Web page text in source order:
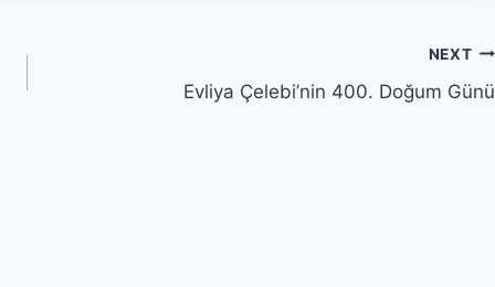
NEXT
Evliya Çelebi’nin 400. Doğum Günü